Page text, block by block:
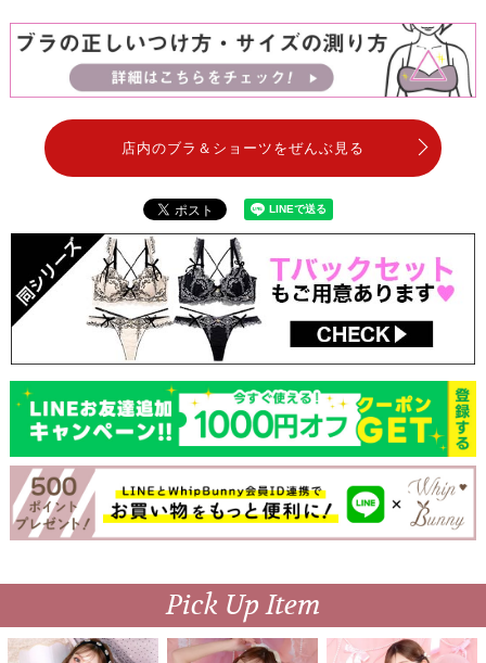
店内のブラ＆ショーツをぜんぶ見る
Pick Up Item